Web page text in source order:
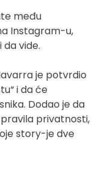
među
Instagram-u,
vide.
je potvrdio
i da će
Dodao je da
privatnosti,
story-je dve